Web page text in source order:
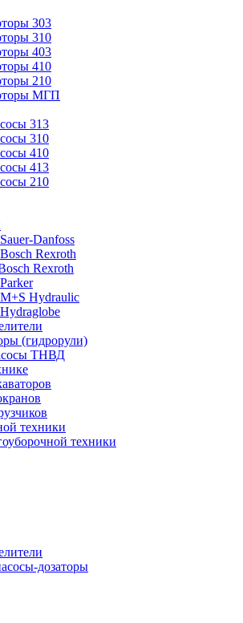
303
310
403
410
210
МГП
313
310
410
413
210
Danfoss
Rexroth
Rexroth
Hydraulic
(гидрорули)
ТНВД
техники
техники
дозаторы